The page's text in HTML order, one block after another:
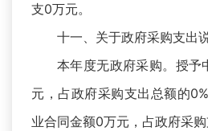
支0万元。
十一、关于政府采购支出
本年度无政府采购。授予
元，占政府采购支出总额的
业合同金额0万元，占政府采